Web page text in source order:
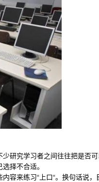
研究学习者之间往往把是否
择不合适。
来练习“上口“。换句话说，